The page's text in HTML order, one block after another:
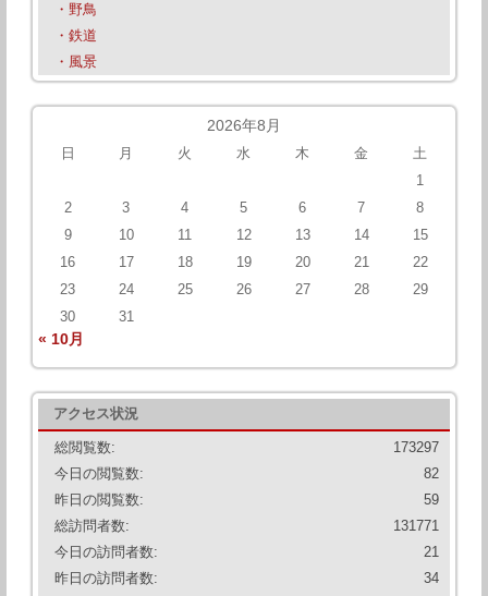
・野鳥
・鉄道
・風景
2026年8月
日 月 火 水 木 金
土
1
2
3 4 5 6 7
8
9
10 11 12 13 14
15
16
17 18 19 20 21
22
23
24 25 26 27 28
29
30
31
« 10月
アクセス状況
173297
総閲覧数:
82
今日の閲覧数:
59
昨日の閲覧数:
131771
総訪問者数:
21
今日の訪問者数:
34
昨日の訪問者数: